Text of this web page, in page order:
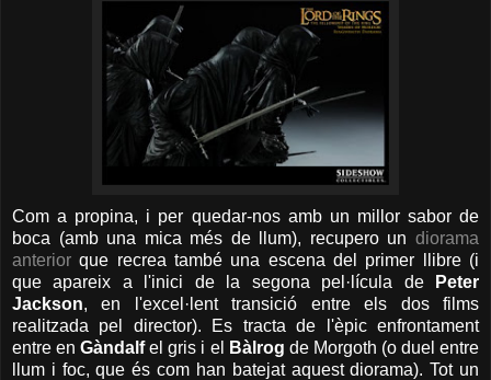
Com a propina, i per quedar-nos amb un millor sabor de
boca (amb una mica més de llum), recupero un diorama
anterior que recrea també una escena del primer llibre (i
que apareix a l'inici de la segona pel·lícula de
Peter
Jackson, en l'excel·lent transició entre els dos films
realitzada pel director). Es tracta de l'èpic enfrontament
entre enGàndalfel gris i el Bàlrog de Morgoth (o duel entre
llum i foc, que és com han batejat aquest diorama). Tot un